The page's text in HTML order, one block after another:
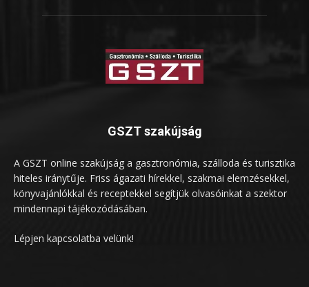
GSZT szakújság
A GSZT online szakújság a gasztronómia, szálloda és turisztika
hiteles iránytűje. Friss ágazati hírekkel, szakmai elemzésekkel,
könyvajánlókkal és receptekkel segítjük olvasóinkat a szektor
mindennapi tájékozódásában.
Lépjen kapcsolatba velünk!